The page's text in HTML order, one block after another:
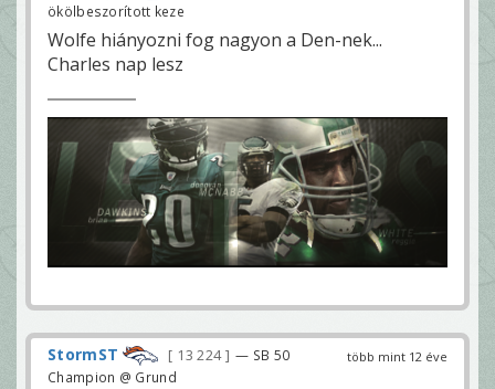
ökölbeszorított keze
Wolfe hiányozni fog nagyon a Den-nek...
Charles nap lesz
több mint 12 éve
StormST 13 224
— SB 50
Champion @ Grund